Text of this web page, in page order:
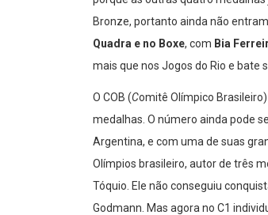
Bronze, portanto ainda não
Quadra e no Boxe, com Bia
mais que nos Jogos do Rio e bate
O COB (Comitê Olímpico
medalhas. O número ainda pode
Argentina, e com uma de suas
Olímpios brasileiro, autor de três
Tóquio. Ele não conseguiu
Godmann. Mas agora no C1